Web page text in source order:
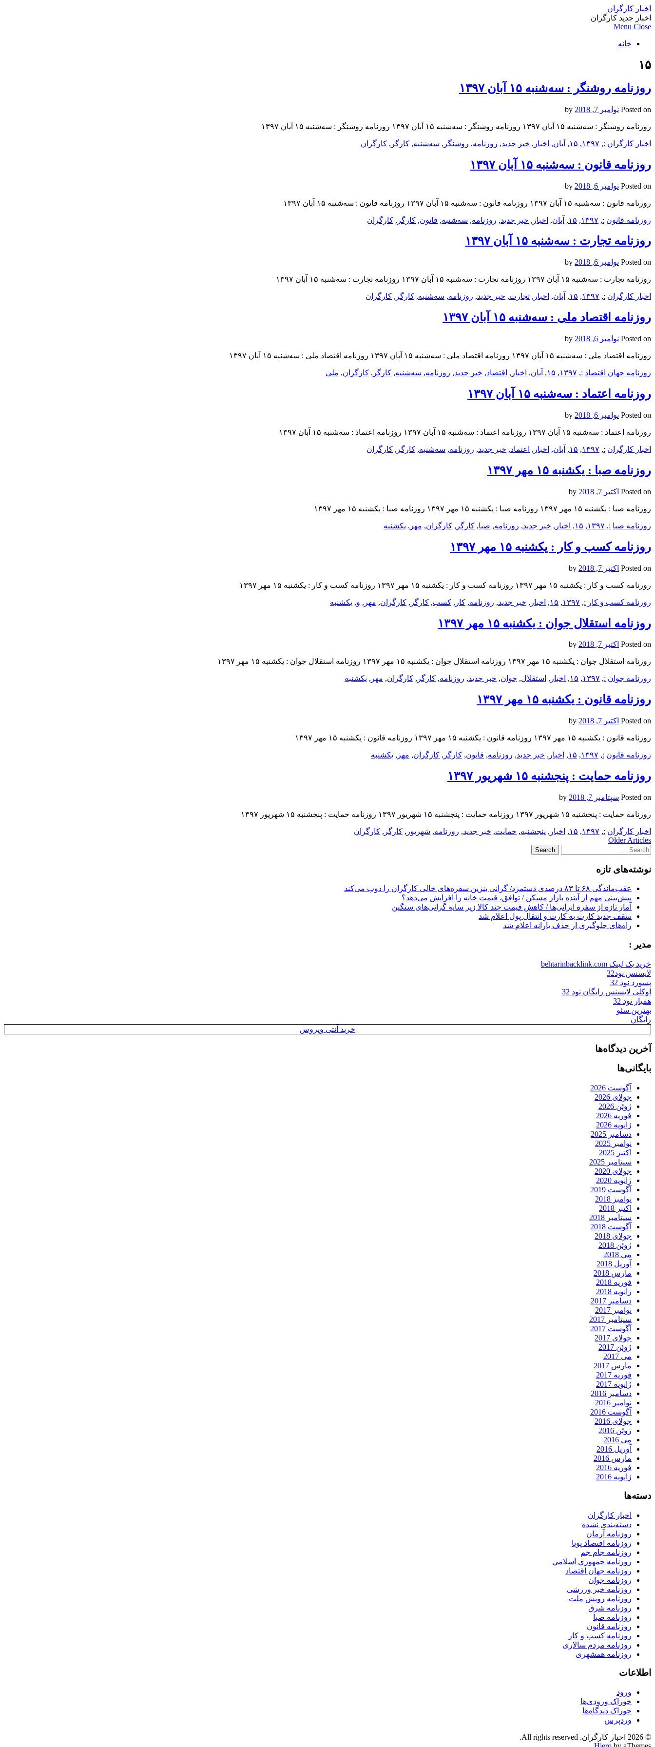
اخبار کارگران
اخبار جدید کارگران
Menu Close
خانه
۱۵
روزنامه روشنگر : سه‌شنبه ۱۵ آبان ۱۳۹۷
Posted on نوامبر 7, 2018
روزنامه روشنگر : سه‌شنبه ۱۵ آبان ۱۳۹۷ روزنامه روشنگر : سه‌شنبه ۱۵ آبان ۱۳۹۷ روزنامه روشنگر : سه‌شنبه ۱۵ آبان ۱۳۹۷
اخبار کارگران :
, ۱۳۹۷, ۱۵, آبان, اخبار , خبر جدید, روزنامه, روشنگر , سه‌شنبه, کارگر , کارگران
روزنامه قانون : سه‌شنبه ۱۵ آبان ۱۳۹۷
Posted on نوامبر 6, 2018
روزنامه قانون : سه‌شنبه ۱۵ آبان ۱۳۹۷ روزنامه قانون : سه‌شنبه ۱۵ آبان ۱۳۹۷ روزنامه قانون : سه‌شنبه ۱۵ آبان ۱۳۹۷
روزنامه قانون :
, ۱۳۹۷, ۱۵, آبان, اخبار , خبر جدید, روزنامه, سه‌شنبه, قانون, کارگر , کارگران
روزنامه تجارت : سه‌شنبه ۱۵ آبان ۱۳۹۷
Posted on نوامبر 6, 2018
روزنامه تجارت : سه‌شنبه ۱۵ آبان ۱۳۹۷ روزنامه تجارت : سه‌شنبه ۱۵ آبان ۱۳۹۷ روزنامه تجارت : سه‌شنبه ۱۵ آبان ۱۳۹۷
اخبار کارگران :
, ۱۳۹۷, ۱۵, آبان, اخبار , تجارت, خبر جدید, روزنامه, سه‌شنبه, کارگر , کارگران
روزنامه اقتصاد ملی : سه‌شنبه ۱۵ آبان ۱۳۹۷
Posted on نوامبر 6, 2018
روزنامه اقتصاد ملی : سه‌شنبه ۱۵ آبان ۱۳۹۷ روزنامه اقتصاد ملی : سه‌شنبه ۱۵ آبان ۱۳۹۷ روزنامه اقتصاد ملی : سه‌شنبه ۱۵ آبان ۱۳۹۷
روزنامه جهان اقتصاد :
, ۱۳۹۷, ۱۵, آبان, اخبار , اقتصاد, خبر جدید, روزنامه, سه‌شنبه, کارگر , کارگران, ملی
روزنامه اعتماد : سه‌شنبه ۱۵ آبان ۱۳۹۷
Posted on نوامبر 6, 2018
روزنامه اعتماد : سه‌شنبه ۱۵ آبان ۱۳۹۷ روزنامه اعتماد : سه‌شنبه ۱۵ آبان ۱۳۹۷ روزنامه اعتماد : سه‌شنبه ۱۵ آبان ۱۳۹۷
اخبار کارگران :
, ۱۳۹۷, ۱۵, آبان, اخبار , اعتماد, خبر جدید, روزنامه, سه‌شنبه, کارگر , کارگران
روزنامه صبا : یکشنبه‌ ۱۵ مهر ۱۳۹۷
Posted on اکتبر 7, 2018
روزنامه صبا : یکشنبه‌ ۱۵ مهر ۱۳۹۷ روزنامه صبا : یکشنبه‌ ۱۵ مهر ۱۳۹۷ روزنامه صبا : یکشنبه‌ ۱۵ مهر ۱۳۹۷
روزنامه صبا :
, ۱۳۹۷, ۱۵, اخبار , خبر جدید, روزنامه, صبا, کارگر , کارگران, مهر , یکشنبه‌
روزنامه كسب و كار : یکشنبه‌ ۱۵ مهر ۱۳۹۷
Posted on اکتبر 7, 2018
روزنامه كسب و كار : یکشنبه‌ ۱۵ مهر ۱۳۹۷ روزنامه كسب و كار : یکشنبه‌ ۱۵ مهر ۱۳۹۷ روزنامه كسب و كار : یکشنبه‌ ۱۵ مهر ۱۳۹۷
روزنامه كسب و كار :
, ۱۳۹۷, ۱۵, اخبار , خبر جدید, روزنامه, كار , كسب, کارگر , کارگران, مهر , و, یکشنبه‌
روزنامه استقلال جوان : یکشنبه‌ ۱۵ مهر ۱۳۹۷
Posted on اکتبر 7, 2018
روزنامه استقلال جوان : یکشنبه‌ ۱۵ مهر ۱۳۹۷ روزنامه استقلال جوان : یکشنبه‌ ۱۵ مهر ۱۳۹۷ روزنامه استقلال جوان : یکشنبه‌ ۱۵ مهر ۱۳۹۷
روزنامه جوان :
, ۱۳۹۷, ۱۵, اخبار , استقلال, جوان, خبر جدید, روزنامه, کارگر , کارگران, مهر , یکشنبه‌
روزنامه قانون : یکشنبه‌ ۱۵ مهر ۱۳۹۷
Posted on اکتبر 7, 2018
روزنامه قانون : یکشنبه‌ ۱۵ مهر ۱۳۹۷ روزنامه قانون : یکشنبه‌ ۱۵ مهر ۱۳۹۷ روزنامه قانون : یکشنبه‌ ۱۵ مهر ۱۳۹۷
روزنامه قانون :
, ۱۳۹۷, ۱۵, اخبار , خبر جدید, روزنامه, قانون, کارگر , کارگران, مهر , یکشنبه‌
روزنامه حمایت : پنجشنبه ۱۵ شهريور ۱۳۹۷
Posted on سپتامبر 7, 2018
روزنامه حمایت : پنجشنبه ۱۵ شهريور ۱۳۹۷ روزنامه حمایت : پنجشنبه ۱۵ شهريور ۱۳۹۷ روزنامه حمایت : پنجشنبه ۱۵ شهريور ۱۳۹۷
اخبار کارگران :
, ۱۳۹۷, ۱۵, اخبار , پنجشنبه, حمایت, خبر جدید, روزنامه, شهريور , کارگر , کارگران
Post
navigation
Older Articles
Search
for:
نوشته‌های تازه
عقب‌ماندگی ۶۸ تا ۸۳ درصدی دستمزد/ گرانی بنزین سفره‌های خالی کارگران را ذوب می‌کند
پیش‌بینی مهم از آینده بازار مسکن / توافق، قیمت خانه را افزایش می‌دهد؟
آمار تازه از سفره ایرانی‌ها / کاهش قیمت چند کالا زیر سایه گرانی‌های سنگین
سقف جدید کارت به کارت و انتقال پول اعلام شد
راه‌های جلوگیری از حذف یارانه اعلام شد
مدیر :
خرید بک لینک behtarinbacklink.com
لایسنس نود32
پسورد نود 32
اوکلی لایسنس رایگان نود 32
همیار نود 32
بهترین سئو
رایگان
خرید آنتی ویروس
آخرین دیدگاه‌ها
بایگانی‌ها
آگوست 2026
جولای 2026
ژوئن 2026
فوریه 2026
ژانویه 2026
دسامبر 2025
نوامبر 2025
اکتبر 2025
سپتامبر 2025
جولای 2020
ژانویه 2020
آگوست 2019
نوامبر 2018
اکتبر 2018
سپتامبر 2018
آگوست 2018
جولای 2018
ژوئن 2018
می 2018
آوریل 2018
مارس 2018
فوریه 2018
ژانویه 2018
دسامبر 2017
نوامبر 2017
سپتامبر 2017
آگوست 2017
جولای 2017
ژوئن 2017
می 2017
مارس 2017
فوریه 2017
ژانویه 2017
دسامبر 2016
نوامبر 2016
آگوست 2016
جولای 2016
ژوئن 2016
می 2016
آوریل 2016
مارس 2016
فوریه 2016
ژانویه 2016
دسته‌ها
اخبار کارگران
دسته‌بندی نشده
روزنامه آرمان
روزنامه اقتصاد پویا
روزنامه جام جم
روزنامه جمهوري اسلامي
روزنامه جهان اقتصاد
روزنامه جوان
روزنامه خبر ورزشى
روزنامه رویش ملت
روزنامه شرق
روزنامه صبا
روزنامه قانون
روزنامه كسب و كار
روزنامه مردم سالاری
روزنامه همشهری
اطلاعات
ورود
خوراک ورودی‌ها
خوراک دیدگاه‌ها
وردپرس
© 2026 اخبار کارگران. All rights reserved.